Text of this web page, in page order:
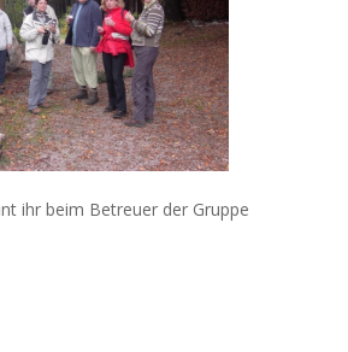
ihr beim Betreuer der Gruppe